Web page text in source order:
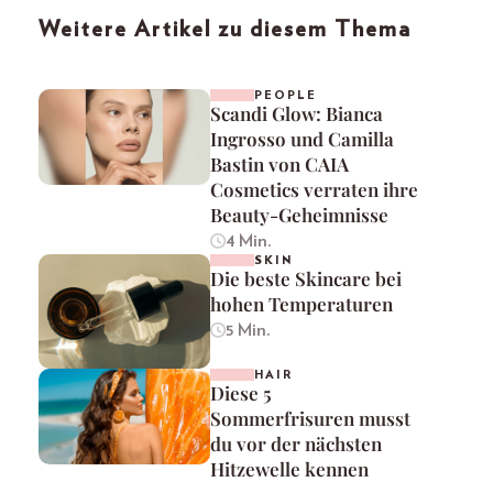
Weitere Artikel zu diesem Thema
PEOPLE
Scandi Glow: Bianca
Ingrosso und Camilla
Bastin von CAIA
Cosmetics verraten ihre
Beauty-Geheimnisse
4 Min.
SKIN
Die beste Skincare bei
hohen Temperaturen
5 Min.
HAIR
Diese 5
Sommerfrisuren musst
du vor der nächsten
Hitzewelle kennen